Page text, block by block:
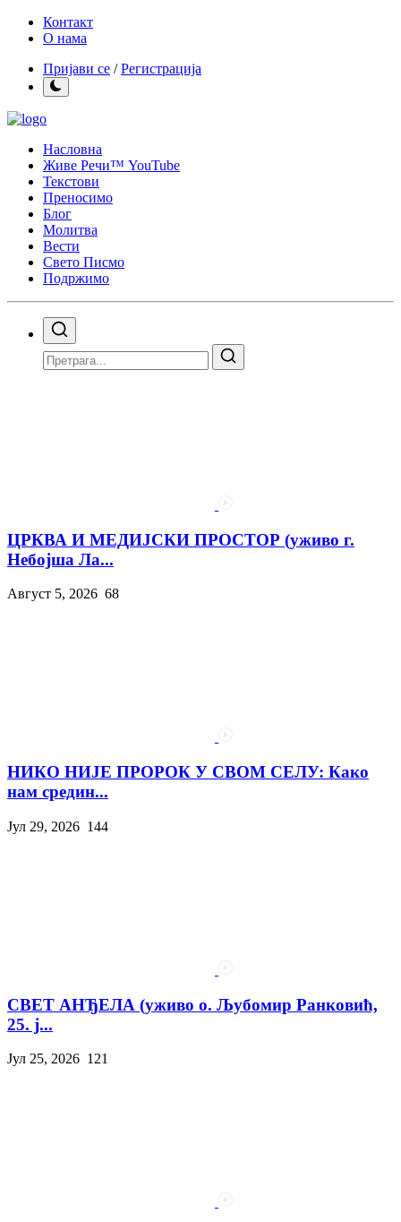
Контакт
О нама
Пријави се /Регистрација
Насловна
Живе Речи™ YouTube
Текстови
Преносимо
Блог
Молитва
Вести
Свето Писмо
Подржимо
ЦРКВА И МЕДИЈСКИ ПРОСТОР (уживо г.
Небојша Ла...
Август 5, 2026 68
НИКО НИЈЕ ПРОРОК У СВОМ СЕЛУ: Како
нам средин...
Јул 29, 2026 144
СВЕТ АНЂЕЛА (уживо о. Љубомир Ранковић,
25. ј...
Јул 25, 2026 121